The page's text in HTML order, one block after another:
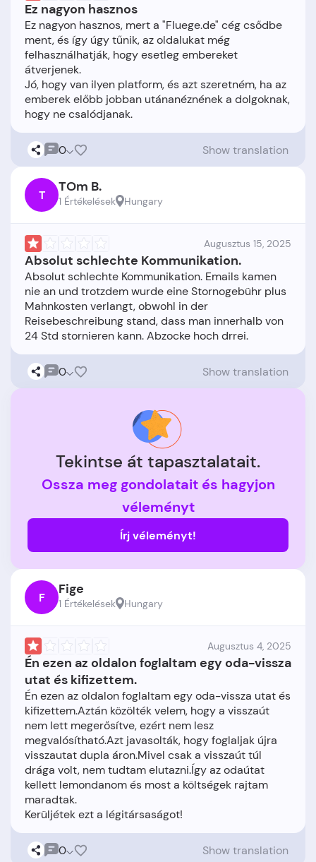
Ez nagyon hasznos
Ez nagyon hasznos, mert a "Fluege.de" cég csődbe
ment, és így úgy tűnik, az oldalukat még
felhasználhatják, hogy esetleg embereket
átverjenek.
Jó, hogy van ilyen platform, és azt szeretném, ha az
emberek előbb jobban utánanéznének a dolgoknak,
0 Show translation
T TOm B.
1 Értékelések Hungary
Augusztus 15, 2025
Absolut schlechte Kommunikation.
Absolut schlechte Kommunikation. Emails kamen
nie an und trotzdem wurde eine Stornogebühr plus
Mahnkosten verlangt, obwohl in der
Reisebeschreibung stand, dass man innerhalb von
0 Show translation
Tekintse át tapasztalatait.
Ossza meg gondolatait és hagyjon
véleményt
Írj véleményt!
F Fige
1 Értékelések Hungary
Augusztus 4, 2025
Én ezen az oldalon foglaltam egy oda-vissza
utat és kifizettem.
Én ezen az oldalon foglaltam egy oda-vissza utat és
kifizettem.Aztán közölték velem, hogy a visszaút
nem lett megerősítve, ezért nem lesz
megvalósítható.Azt javasolták, hogy foglaljak újra
visszautat dupla áron.Mivel csak a visszaút túl
drága volt, nem tudtam elutazni.Így az odaútat
kellett lemondanom és most a költségek rajtam
maradtak.
0 Show translation